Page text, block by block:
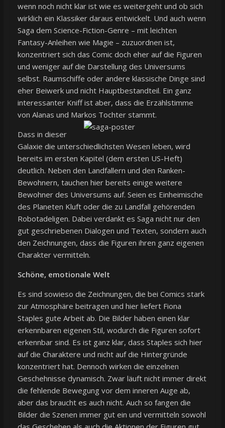
wenn noch nicht klar ist wie es weitergeht und ob sich
wirklich ein Klassiker daraus entwickelt. Und auch wenn
Saga dem Science-Fiction-Genre – mit leichten
Fantasy-Anleihen wie Magie – zuzuordnen ist,
konzentriert sich das Comic doch eher auf die Figuren
und weniger auf die Darstellung des Universums
selbst. Raumschiffe oder andere klassische Dinge sind
eher Beiwerk und nicht Hauptbestandteil. Ein ganz
interessanter Kniff ist aber, dass die Erzählstimme
von Alanas und Markos Tochter stammt.
Dass in dieser
Galaxie die unterschiedlichsten Wesen leben, wird
bereits im ersten Kapitel (dem ersten US-Heft)
deutlich. Neben den Landfallern und den Ranken-
Bewohnern, tauchen hier bereits einige weitere
Bewohner des Universums auf. Seien es Einheimische
des Planeten Kluft oder die zu Landfall gehörenden
Robotadeligen. Dabei verdankt es Saga nicht nur den
gut geschriebenen Dialogen und Texten, sondern auch
den Zeichnungen, dass die Figuren ihren ganz eigenen
Charakter vermitteln.
Schöne, emotionale Welt
Es sind sowieso die Zeichnungen, die bei Comics stark
zur Atmosphäre beitragen und hier liefert Fiona
Staples gute Arbeit ab. Die Bilder haben einen klar
erkennbaren eigenen Stil, wodurch die Figuren sofort
erkennbar sind. Es ist ganz klar, dass Staples sich hier
auf die Charaktere und nicht auf die Hintergründe
konzentriert hat. Dennoch wirken die einzelnen
Geschehnisse dynamisch. Zwar läuft nicht immer direkt
die fehlende Bewegung vor dem inneren Auge ab,
aber das braucht es auch nicht. Auch so fangen die
Bilder die Szenen immer gut ein und vermitteln sowohl